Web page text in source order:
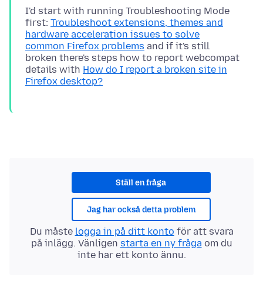
I'd start with running Troubleshooting Mode
first: Troubleshoot extensions, themes and
hardware acceleration issues to solve
common Firefox problems and if it's still
broken there's steps how to report webcompat
details with How do I report a broken site in
Firefox desktop?
Ställ en fråga
Jag har också detta problem
Du måste logga in på ditt konto för att svara
på inlägg. Vänligen starta en ny fråga om du
inte har ett konto ännu.